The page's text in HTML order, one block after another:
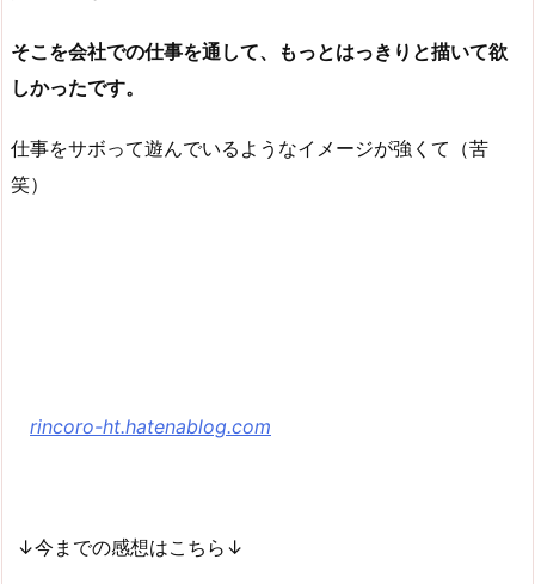
そこを会社での仕事を通して、もっとはっきりと描いて欲
しかったです。
仕事をサボって遊んでいるようなイメージが強くて（苦
笑）
rincoro-ht.hatenablog.com
↓今までの感想はこちら↓